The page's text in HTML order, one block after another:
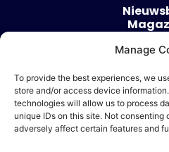
Manage
To provide the best experiences, we
store and/or access device
technologies will allow us to process
unique IDs on this site. Not
adversely affect certain features and
Algemene
Cookie